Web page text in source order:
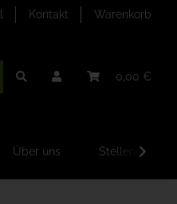
Kontakt Warenkorb
0,00 €
Über uns